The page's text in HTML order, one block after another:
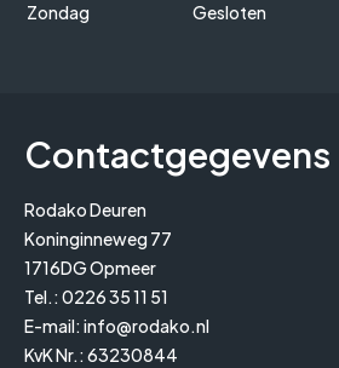
Zondag
Gesloten
Contactgegevens
Rodako Deuren
Koninginneweg 77
1716DG Opmeer
Tel.: 0226 35 11 51
E-mail: info@rodako.nl
KvK Nr.: 63230844